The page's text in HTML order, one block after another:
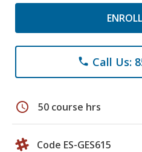
phone Call Us:
schedule 50 course hrs
Code ES-GES615